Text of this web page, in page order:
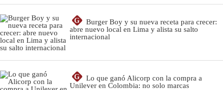
G
Burger Boy y su nueva receta para crecer:
abre nuevo local en Lima y alista su salto
internacional
G
Lo que ganó Alicorp con la compra a
Unilever en Colombia: no solo marcas